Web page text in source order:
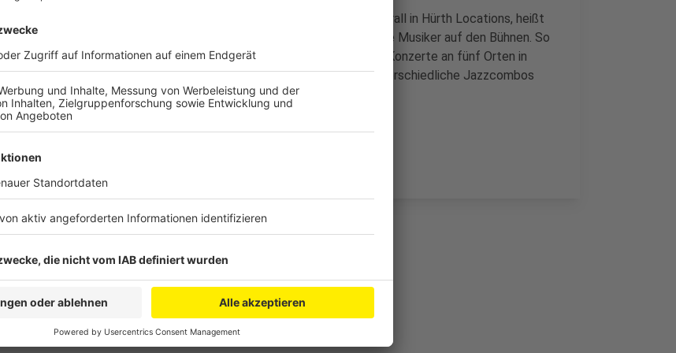
Bis auf Kalscheuren und Knapsack gibt es in diesem Sommer überall in Hürth Locations, heißt
es von den Veranstaltern. Dort stehen dann am 21. Juni viele tolle Musiker auf den Bühnen. So
übernimmt zum Beispiel der Jazzclub Hürth die Organisation der Konzerte an fünf Orten in
Gleuel, Berrenrath, Fischenich und Alt-Hürth. Dort sollen fünf unterschiedliche Jazzcombos
auftreten.